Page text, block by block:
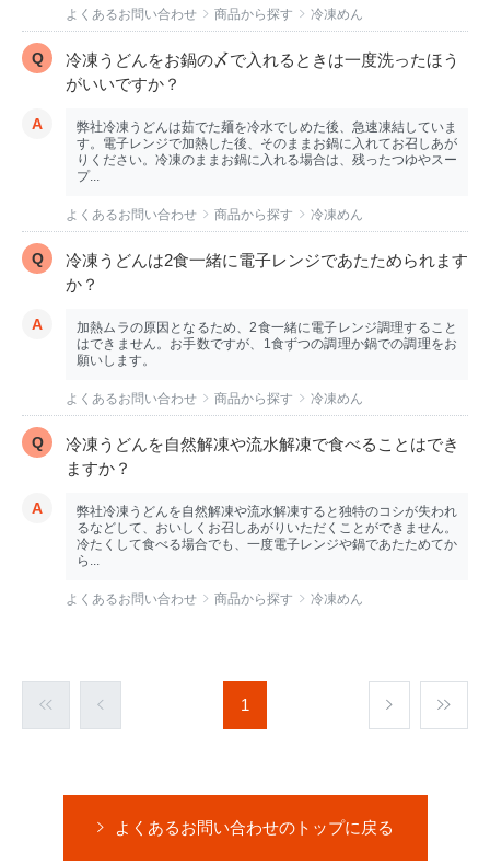
よくあるお問い合わせ 商品から探す 冷凍めん
冷凍うどんをお鍋の〆で入れるときは一度洗ったほう
がいいですか？
弊社冷凍うどんは茹でた麺を冷水でしめた後、急速凍結していま
す。電子レンジで加熱した後、そのままお鍋に入れてお召しあが
りください。冷凍のままお鍋に入れる場合は、残ったつゆやスー
プ...
よくあるお問い合わせ 商品から探す 冷凍めん
冷凍うどんは2食一緒に電子レンジであたためられます
か？
加熱ムラの原因となるため、2食一緒に電子レンジ調理すること
はできません。お手数ですが、1食ずつの調理か鍋での調理をお
願いします。
よくあるお問い合わせ 商品から探す 冷凍めん
冷凍うどんを自然解凍や流水解凍で食べることはでき
ますか？
弊社冷凍うどんを自然解凍や流水解凍すると独特のコシが失われ
るなどして、おいしくお召しあがりいただくことができません。
冷たくして食べる場合でも、一度電子レンジや鍋であたためてか
ら...
よくあるお問い合わせ 商品から探す 冷凍めん
1
よくあるお問い合わせのトップに戻る